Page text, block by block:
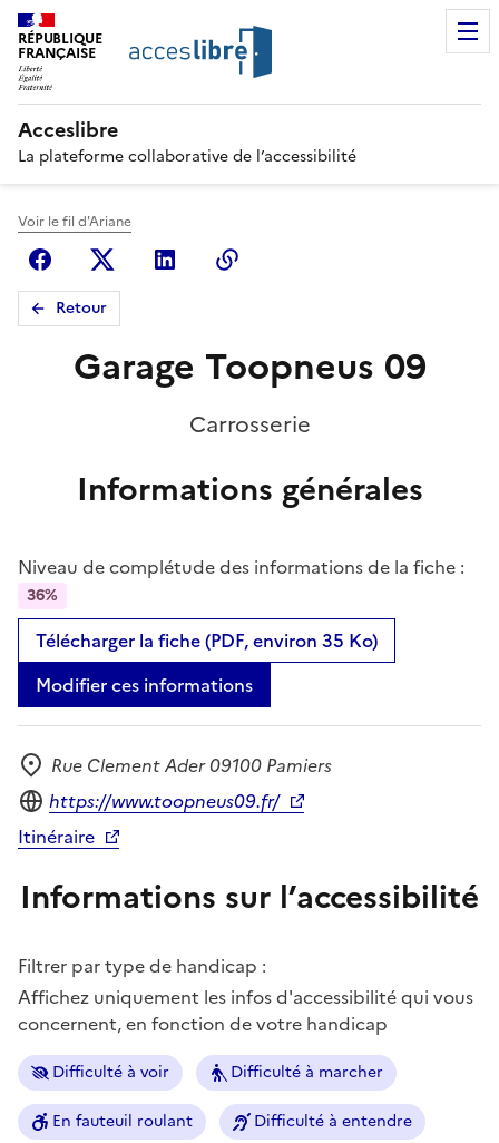
RÉPUBLIQUE
FRANÇAISE
Acceslibre
La plateforme collaborative de l’accessibilité
Voir le fil d'Ariane
FacebookX (anciennement Twitter)
Linkedin
Retour
Garage Toopneus 09
Carrosserie
Informations générales
Niveau de complétude des informations de la fiche :
36%
Télécharger la fiche (PDF, environ 35 Ko)
Modifier ces informations
Adresse
Rue Clement Ader 09100 Pamiers
Site internet
https://www.toopneus09.fr/
Itinéraire
Informations sur l’accessibilité
Filtrer par type de handicap :
Affichez uniquement les infos d'accessibilité qui vous
concernent, en fonction de votre handicap
Difficulté à voir Difficulté à marcher
En fauteuil roulant Difficulté à entendre